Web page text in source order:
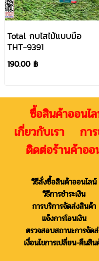
Total กบไสไม้แบบมือ
THT-9391
190.00 ฿
ซื้อสินค้าอ
เกี่ยวกับเร
ติดต่อร้านค้าออ
วิธีสั่งซื้อสินค้าออนไลน์
วิธีการชำระเงิน
การบริการจัดส่งสินค้า
แจ้งการโอนเงิน
ตรวจสอบสถานะการจัด
เงื่อนไขการเปลี่ยน-คืนสิน